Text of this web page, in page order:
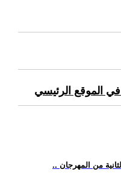
الموقع الرئيسي
من المهرجان